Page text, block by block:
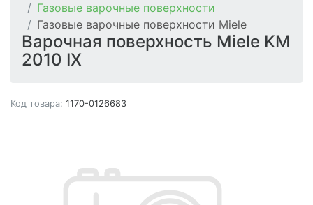
Газовые варочные поверхности
Газовые варочные поверхности Miele
Варочная поверхность Miele KM
2010 IX
Код товара: 1170-0126683